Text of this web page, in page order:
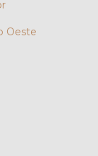
Oeste